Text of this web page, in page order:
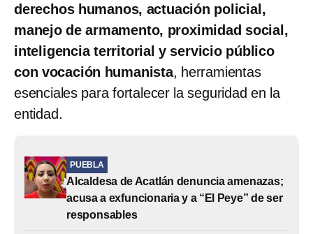
derechos humanos, actuación policial,
manejo de armamento, proximidad social,
inteligencia territorial y servicio público
con vocación humanista, herramientas
esenciales para fortalecer la seguridad en la
entidad.
PUEBLA
Alcaldesa de Acatlán denuncia amenazas;
acusa a exfuncionaria y a “El Peye” de ser
responsables